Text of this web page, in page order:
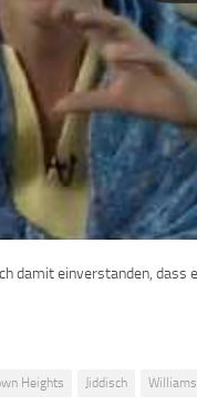
damit einverstanden, dass
Heights Jiddisch